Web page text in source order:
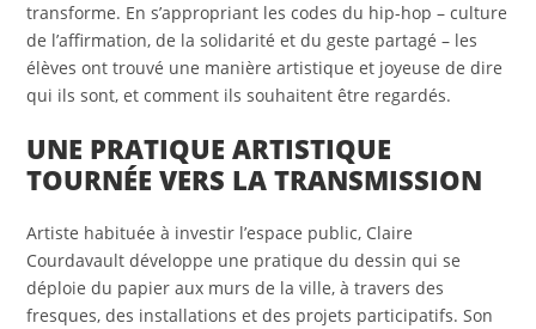
transforme. En s’appropriant les codes du hip-hop – culture
de l’affirmation, de la solidarité et du geste partagé – les
élèves ont trouvé une manière artistique et joyeuse de dire
qui ils sont, et comment ils souhaitent être regardés.
UNE PRATIQUE ARTISTIQUE
TOURNÉE VERS LA TRANSMISSION
Artiste habituée à investir l’espace public, Claire
Courdavault développe une pratique du dessin qui se
déploie du papier aux murs de la ville, à travers des
fresques, des installations et des projets participatifs. Son